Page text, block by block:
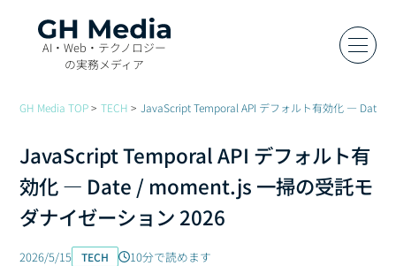
AI・Web・テクノロジー
の実務メディア
GH Media TOP TECH JavaScript Temporal API デフォルト有効化 — Date /
JavaScript Temporal API デフォルト有
効化 — Date / moment.js 一掃の受託モ
ダナイゼーション 2026
2026/5/15 TECH 10分で読めます